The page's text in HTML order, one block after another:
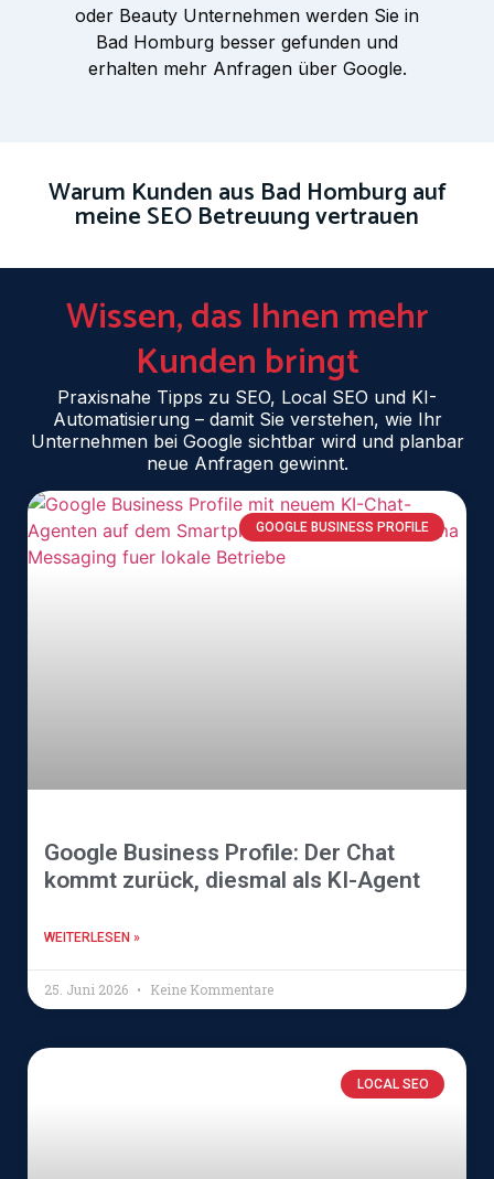
oder Beauty Unternehmen werden Sie in
Bad Homburg besser gefunden und
erhalten mehr Anfragen über Google.
Warum Kunden aus Bad Homburg auf
meine SEO Betreuung vertrauen
Wissen, das Ihnen mehr
Kunden bringt
Praxisnahe Tipps zu SEO, Local SEO und KI-
Automatisierung – damit Sie verstehen, wie Ihr
Unternehmen bei Google sichtbar wird und planbar
neue Anfragen gewinnt.
GOOGLE BUSINESS PROFILE
Google Business Profile: Der Chat
kommt zurück, diesmal als KI-Agent
WEITERLESEN »
25. Juni 2026 Keine Kommentare
LOCAL SEO